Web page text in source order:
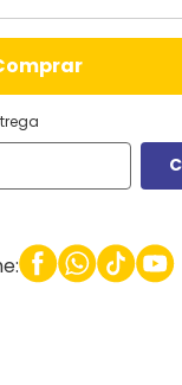
comprar